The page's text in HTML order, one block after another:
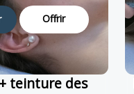
Offrir
teinture des